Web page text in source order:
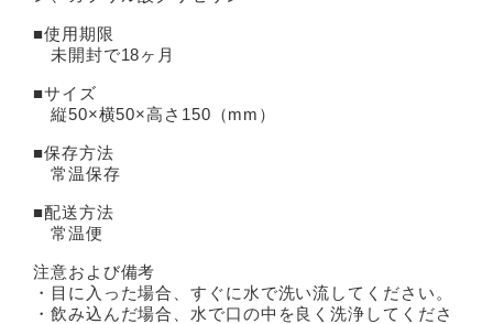
■使用期限
未開封で18ヶ月
■サイズ
縦50×横50×高さ150（mm）
■保存方法
常温保存
■配送方法
常温便
注意および備考
・目に入った場合、すぐに水で洗い流してください。
・飲み込んだ場合、水で口の中を良く洗浄してくださ